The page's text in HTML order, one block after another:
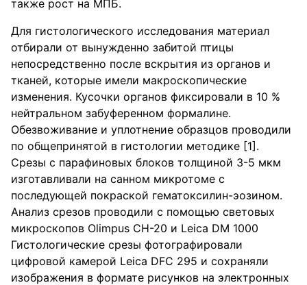
также рост на МПБ.
Для гистологического исследования материал
отбирали от вынужденно забитой птицы
непосредственно после вскрытия из органов и
тканей, которые имели макроскопические
изменения. Кусочки органов фиксировали в 10 %
нейтральном забуференном формалине.
Обезвоживание и уплотнение образцов проводили
по общепринятой в гистологии методике [1].
Срезы с парафиновых блоков толщиной 3-5 мкм
изготавливали на санном микротоме с
последующей покраской гематоксилин-эозином.
Анализ срезов проводили с помощью световых
микроскопов Olimpus CH-20 и Leica DM 1000
Гистологические срезы фотографировали
цифровой камерой Leica DFC 295 и сохраняли
изображения в формате рисунков на электронных